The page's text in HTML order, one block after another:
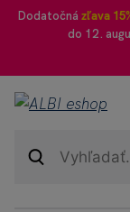
Dodatočná zľava
do 12.